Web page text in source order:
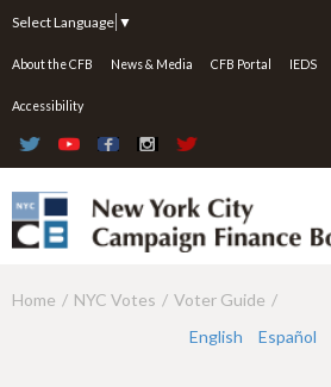
Select Language ▼
About the CFB News & Media CFB Portal IEDS
Accessibility
Y
Home NYC Votes
Voter Guide
English
Español